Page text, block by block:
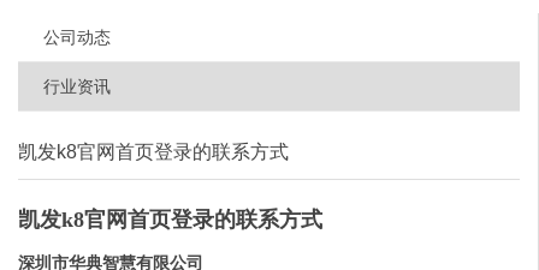
公司动态
行业资讯
凯发k8官网首页登录的联系方式
凯发k8官网首页登录的联系方式
深圳市华典智慧有限公司